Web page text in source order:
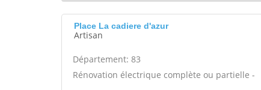
Place La cadiere d'azur
Artisan
Département: 83
Rénovation électrique complète ou partielle -